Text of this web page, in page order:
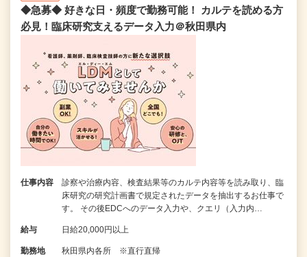
◆急募◆ 好きな日・頻度で勤務可能！ カルテを読める方
必見！臨床研究支えるデータ入力＠秋田県内
仕事内容
診察や治療内容、検査結果等のカルテ内容等を読み取り、臨
床研究の研究計画書で規定されたデータを抽出するお仕事で
す。 その後EDCへのデータ入力や、クエリ（入力内…
給与 日給20,000円以上
勤務地 秋田県内各所 ※直行直帰